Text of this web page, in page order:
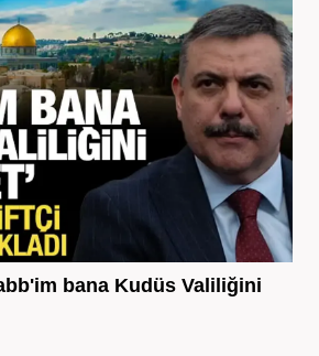
bana Kudüs Valiliğini